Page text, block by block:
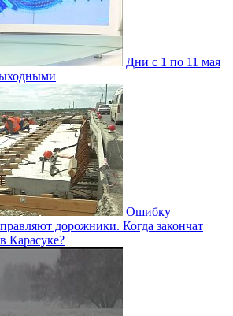
Дни с 1 по 11 мая
Ошибку
дорожники. Когда закончат
Карасуке?